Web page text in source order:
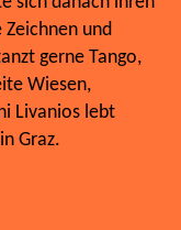
Zeichnen und
gerne Tango,
Wiesen,
Livanios lebt
Graz.